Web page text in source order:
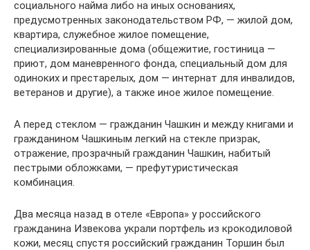
социального найма либо на иных основаниях,
предусмотренных законодательством РФ, — жилой дом,
квартира, служебное жилое помещение,
специализированные дома (общежитие, гостиница —
приют, дом маневренного фонда, специальный дом для
одиноких и престарелых, дом — интернат для инвалидов,
ветеранов и другие), а также иное жилое помещение.
А перед стеклом — гражданин Чашкин и между книгами и
гражданином Чашкиным легкий на стекле призрак,
отражение, прозрачный гражданин Чашкин, набитый
пестрыми обложками, — префутуристическая
комбинация.
Два месяца назад в отеле «Европа» у российского
гражданина Извекова украли портфель из крокодиловой
кожи, месяц спустя российский гражданин Торшин был